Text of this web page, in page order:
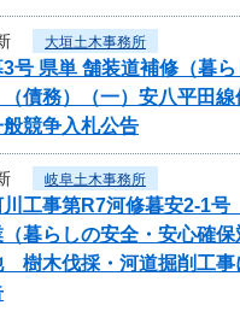
大垣土木事務所
号 県単 舗装道補修（暮ら
債務）（一）安八平田
競争入札公告
岐阜土木事務所
川工事第R7河修暮安2-
暮らしの安全・安心確
樹木伐採・河道掘削工事